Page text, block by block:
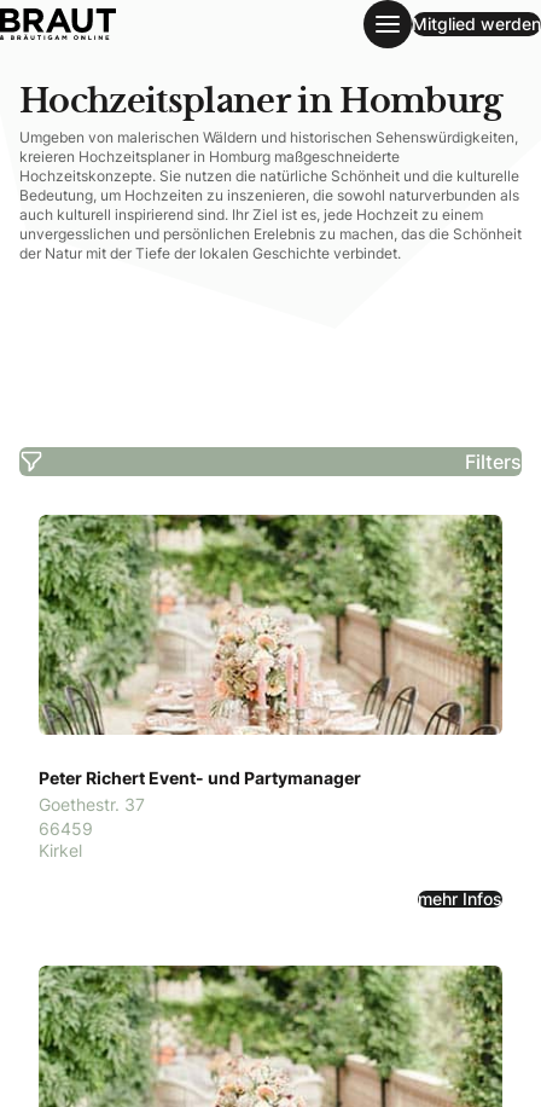
Mitglied werden
Hochzeitsplaner in Homburg
Umgeben von malerischen Wäldern und historischen Sehenswürdigkeiten,
kreieren Hochzeitsplaner in Homburg maßgeschneiderte
Hochzeitskonzepte. Sie nutzen die natürliche Schönheit und die kulturelle
Bedeutung, um Hochzeiten zu inszenieren, die sowohl naturverbunden als
auch kulturell inspirierend sind. Ihr Ziel ist es, jede Hochzeit zu einem
unvergesslichen und persönlichen Erelebnis zu machen, das die Schönheit
der Natur mit der Tiefe der lokalen Geschichte verbindet.
Filters
Peter Richert Event- und Partymanager
Goethestr. 37
66459
Kirkel
mehr Infos